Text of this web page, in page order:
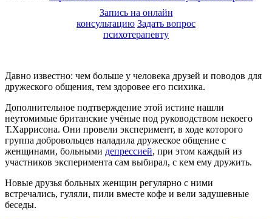
Запись на онлайн
консультацию Задать вопрос
психотерапевту
Давно известно: чем больше у человека друзей и поводов для
дружеского общения, тем здоровее его психика.
Дополнительное подтверждение этой истине нашли
неутомимые британские учёные под руководством некоего
Т.Харрисона. Они провели эксперимент, в ходе которого
группа добровольцев наладила дружеское общение с
женщинами, больными депрессией, при этом каждый из
участников эксперимента сам выбирал, с кем ему дружить.
Новые друзья больных женщин регулярно с ними
встречались, гуляли, пили вместе кофе и вели задушевные
беседы.